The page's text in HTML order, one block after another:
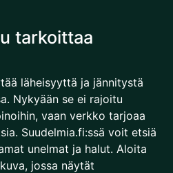
tarkoittaa
läheisyyttä ja jännitystä
Nykyään se ei rajoitu
vaan verkko tarjoaa
Suudelmia.fi:ssä voit etsiä
unelmat ja halut. Aloita
jossa näytät